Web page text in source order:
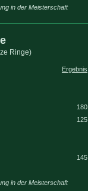
in der Meisterschaft
Ringe)
Ergebnis
180
125
145
in der Meisterschaft